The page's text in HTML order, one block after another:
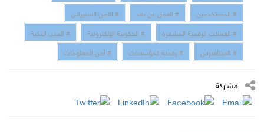
# المستخدمين
# العمل عن بعد
# الامن السبيراني
# العملات الرقمية المشفرة
# الحكومة الإلكترونية
# المدن الذكية
# الميتافيرس
# رقمنة المؤسسات # أمن المعلومات
مشاركة